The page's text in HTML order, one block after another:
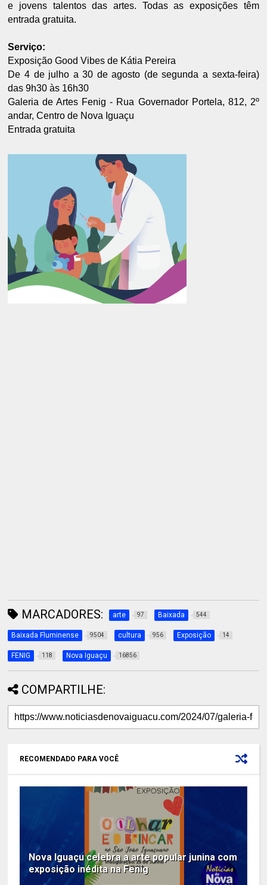
e jovens talentos das artes. Todas as exposições têm
entrada gratuita.
Serviço:
Exposição Good Vibes de Kátia Pereira
De 4 de julho a 30 de agosto (de segunda a sexta-feira)
das 9h30 às 16h30
Galeria de Artes Fenig - Rua Governador Portela, 812, 2º
andar, Centro de Nova Iguaçu
Entrada gratuita
MARCADORES: arte 97 Baixada 544
Baixada Fluminense 9504 cultura 956 Exposição 14
FENIG 118 Nova Iguaçu 16856
COMPARTILHE:
RECOMENDADO PARA VOCÊ
Nova Iguaçu celebra a arte popular junina com
exposição inédita na Fenig